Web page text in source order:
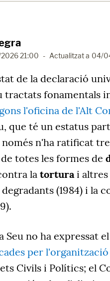
21:00 - Actualitzat a 04/
de la declaració
tractats fonamentals
l'oficina de l'Alt
que té un estatus
n'ha ratificat
totes les formes de
la torturai altres
(1984) i la
Seu no ha expressat
per
Civils i Polítics; el